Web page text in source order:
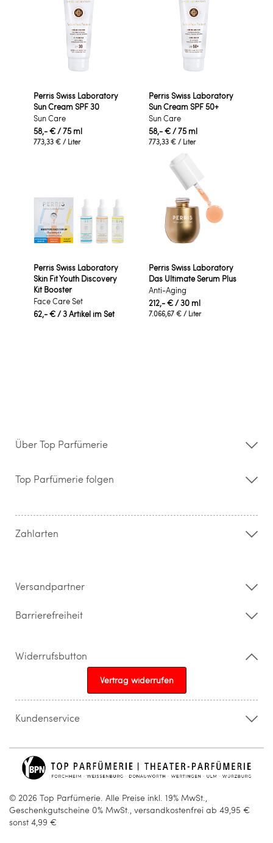
Perris Swiss Laboratory
Sun Cream SPF 30
Sun Care
58,- €/ 75 ml
773,33 € / Liter
Perris Swiss Laboratory
Sun Cream SPF 50+
Sun Care
58,- €/ 75 ml
773,33 € / Liter
Perris Swiss Laboratory
Skin Fit Youth Discovery
Kit Booster
Face Care Set
62,- €/ 3 Artikel im Set
Perris Swiss Laboratory
Das Ultimate Serum Plus
Anti-Aging
212,- €/ 30 ml
7.066,67 € / Liter
Über Top Parfümerie
Storefinder
Kontakt
Widerrufsrecht & Rückgabebedingungen
Top Parfümerie folgen
Zahlarten
Versandpartner
Barrierefreiheit
Widerrufsbutton
Vertrag widerrufen
Kundenservice
info@topparfuemerie.de
© 2026 Top Parfümerie. Alle Preise inkl. 19% MwSt.,
Geschenkgutscheine 0% MwSt., versandkostenfrei ab 49,95 €
sonst 4,99 €